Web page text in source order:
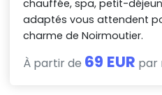
chauffée, spa, petit-
adaptés vous attendent
charme de Noirmoutier.
À partir de 69 EUR par